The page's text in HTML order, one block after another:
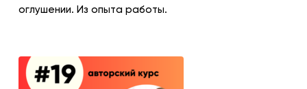
оглушении. Из опыта работы.